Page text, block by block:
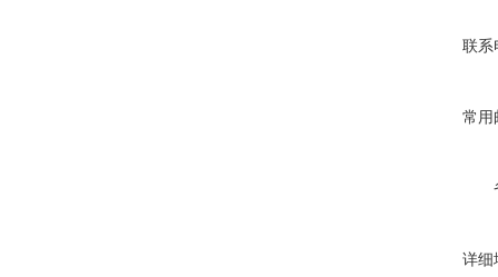
联系
常用
详细